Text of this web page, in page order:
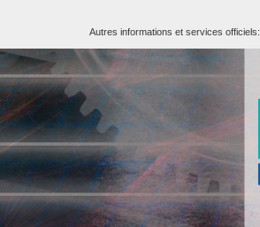
Autres informations et services officiels: